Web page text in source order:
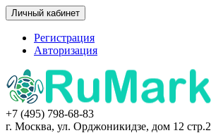
Личный кабинет
Регистрация
Авторизация
+7 (495) 798-68-83
г. Москва, ул. Орджоникидзе, дом 12 стр.2